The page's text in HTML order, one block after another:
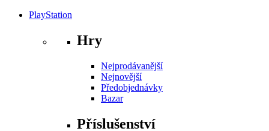
PlayStation
Hry
Nejprodávanější
Nejnovější
Předobjednávky
Bazar
Příslušenství